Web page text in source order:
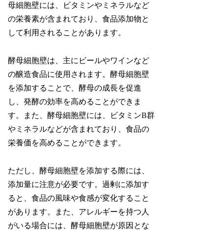
母細胞壁には、ビタミンやミネラルなど
の栄養素が含まれており、食品添加物と
して利用されることがあります。
酵母細胞壁は、主にビールやワインなど
の醸造食品に使用されます。酵母細胞壁
を添加することで、酵母の成長を促進
し、発酵の効率を高めることができま
す。また、酵母細胞壁には、ビタミンB群
やミネラルなどが含まれており、食品の
栄養価を高めることができます。
ただし、酵母細胞壁を添加する際には、
添加量に注意が必要です。過剰に添加す
ると、食品の風味や食感が変化すること
があります。また、アレルギーを持つ人
がいる場合には、酵母細胞壁が原因とな